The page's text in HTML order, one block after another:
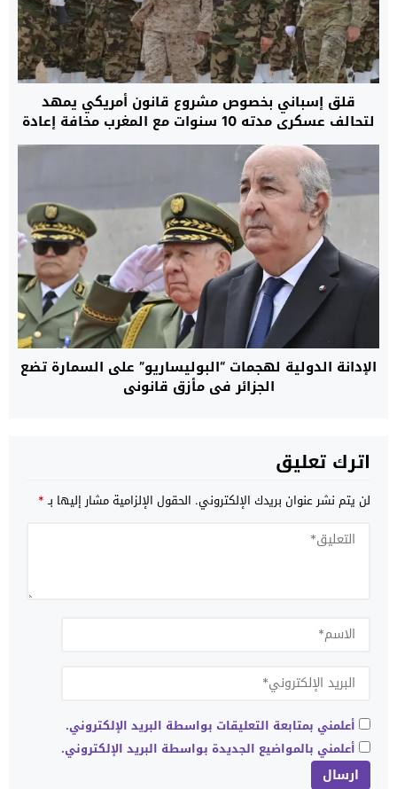
قلق إسباني بخصوص مشروع قانون أمريكي يمهد
لتحالف عسكري مدته 10 سنوات مع المغرب مخافة إعادة
رسم موازين القوة بمنطقة غرب المتوسط
الإدانة الدولية لهجمات “البوليساريو” على السمارة تضع
الجزائر في مأزق قانوني
اترك تعليق
لن يتم نشر عنوان بريدك الإلكتروني. الحقول الإلزامية مشار إليها بـ*
أعلمني بمتابعة التعليقات بواسطة البريد الإلكتروني.
أعلمني بالمواضيع الجديدة بواسطة البريد الإلكتروني.